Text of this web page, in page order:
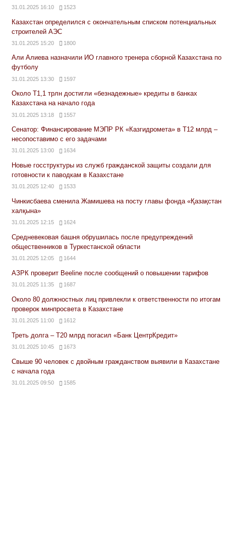
31.01.2025 16:10 1523
Казахстан определился с окончательным списком потенциальных
строителей АЭС
31.01.2025 15:20 1800
Али Алиева назначили ИО главного тренера сборной Казахстана по
футболу
31.01.2025 13:30 1597
Около Т1,1 трлн достигли «безнадежные» кредиты в банках
Казахстана на начало года
31.01.2025 13:18 1557
Сенатор: Финансирование МЭПР РК «Казгидромета» в Т12 млрд –
несопоставимо с его задачами
31.01.2025 13:00 1634
Новые госструктуры из служб гражданской защиты создали для
готовности к паводкам в Казахстане
31.01.2025 12:40 1533
Чинкисбаева сменила Жамишева на посту главы фонда «Қазақстан
халқына»
31.01.2025 12:15 1624
Средневековая башня обрушилась после предупреждений
общественников в Туркестанской области
31.01.2025 12:05 1644
АЗРК проверит Beeline после сообщений о повышении тарифов
31.01.2025 11:35 1687
Около 80 должностных лиц привлекли к ответственности по итогам
проверок минпросвета в Казахстане
31.01.2025 11:00 1612
Треть долга – Т20 млрд погасил «Банк ЦентрКредит»
31.01.2025 10:45 1673
Свыше 90 человек с двойным гражданством выявили в Казахстане
с начала года
31.01.2025 09:50 1585